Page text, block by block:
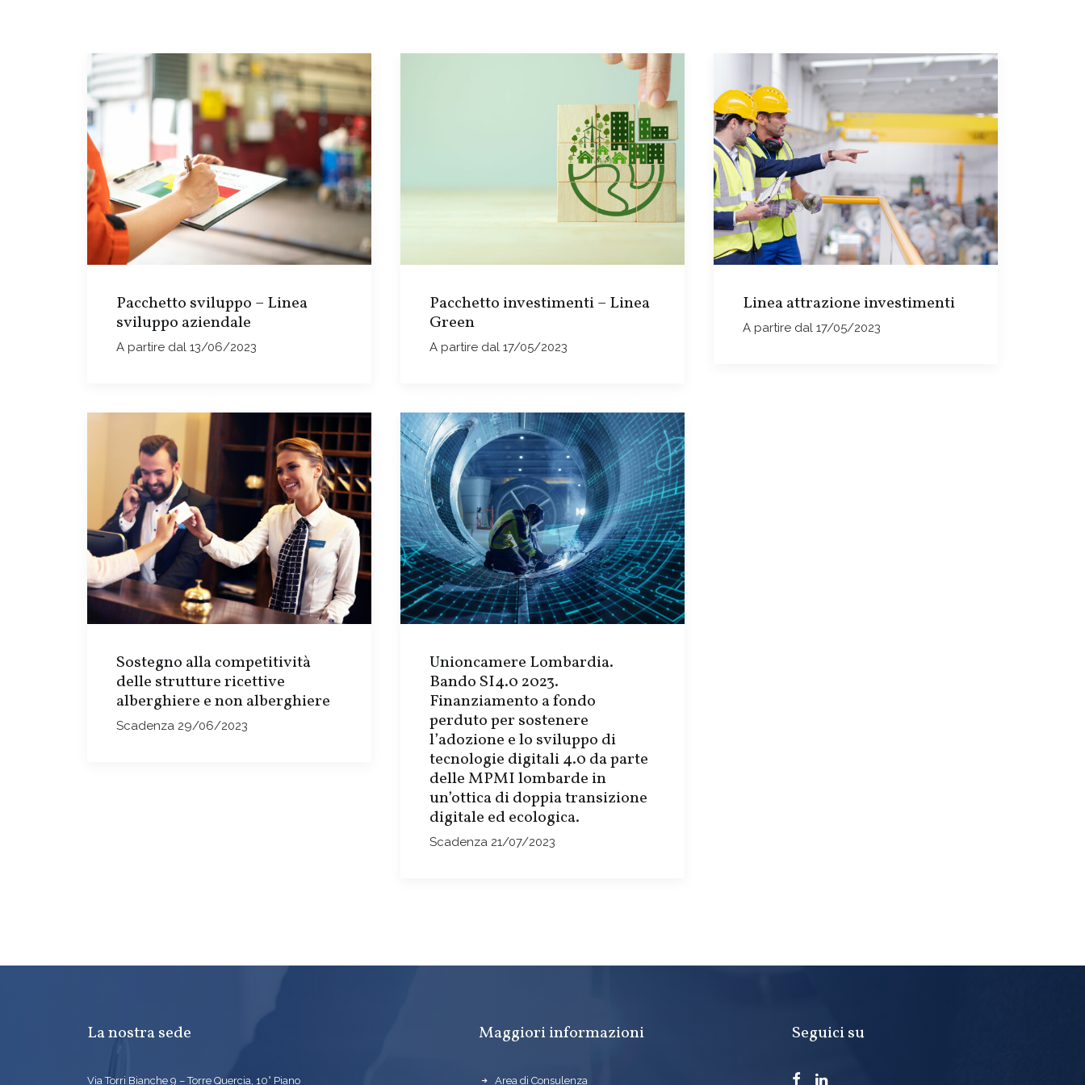
Pacchetto sviluppo – Linea
sviluppo aziendale
A partire dal 13/06/2023
Pacchetto investimenti – Linea
Green
A partire dal 17/05/2023
Linea attrazione investimenti
A partire dal 17/05/2023
Sostegno alla competitività
delle strutture ricettive
alberghiere e non alberghiere
Scadenza 29/06/2023
Unioncamere Lombardia.
Bando SI4.0 2023.
Finanziamento a fondo
perduto per sostenere
l’adozione e lo sviluppo di
tecnologie digitali 4.0 da parte
delle MPMI lombarde in
un’ottica di doppia transizione
digitale ed ecologica.
Scadenza 21/07/2023
La nostra sede
Via Torri Bianche 9 – Torre Quercia, 10° Piano
Maggiori informazioni
Area di Consulenza
Seguici su